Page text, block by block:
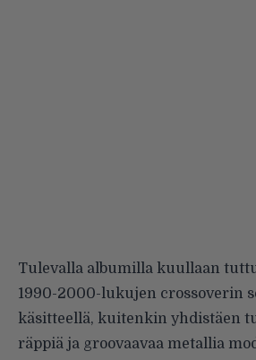
Tulevalla albumilla kuullaan
1990-2000-lukujen crossoverin
käsitteellä, kuitenkin yhdistäen
räppiä ja groovaavaa metallia